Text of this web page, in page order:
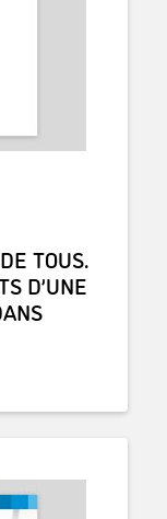
TOUS.
D’UNE